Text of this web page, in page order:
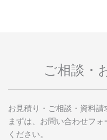
ご相談・
お見積り・ご相談・資料請
まずは、お問い合わせフ
ください。